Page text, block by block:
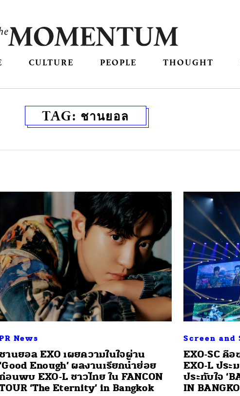
CULTURE PEOPLE THOUGHT
TAG: ชานยอล
News
านยอล EXO เผยความในใจผ่าน
‘Good Enough’ ผลงานเรียกน้ำย่อย
อนพบ EXO-L ชาวไทย ใน FANCON
‘The Eternity’ in Bangkok
Screen and
EXO-SC คื
EXO-L ประ
ประทับใจ
IN